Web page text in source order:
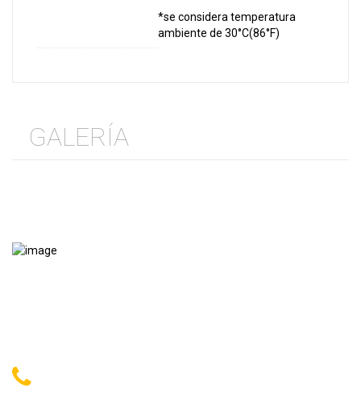
*se considera temperatura
ambiente de 30°C(86°F)
GALERÍA